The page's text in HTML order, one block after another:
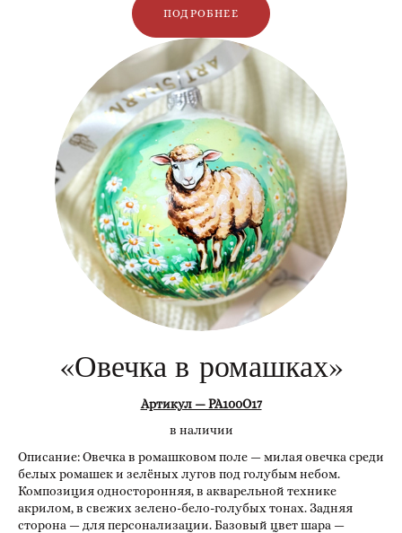
ПОДРОБНЕЕ
«Овечка в ромашках»
Артикул — РА100О17
в наличии
Описание: Овечка в ромашковом поле — милая овечка среди
белых ромашек и зелёных лугов под голубым небом.
Композиция односторонняя, в акварельной технике
акрилом, в свежих зелено-бело-голубых тонах. Задняя
сторона — для персонализации. Базовый цвет шара —